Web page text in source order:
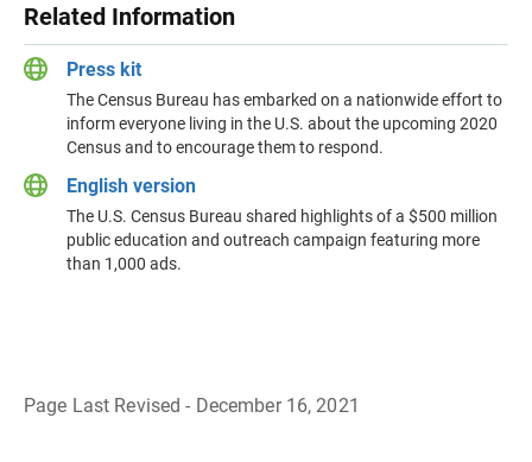
Related Information
Press kit
The Census Bureau has embarked on a nationwide effort to
inform everyone living in the U.S. about the upcoming 2020
Census and to encourage them to respond.
English version
The U.S. Census Bureau shared highlights of a $500 million
public education and outreach campaign featuring more
than 1,000 ads.
Page Last Revised - December 16, 2021